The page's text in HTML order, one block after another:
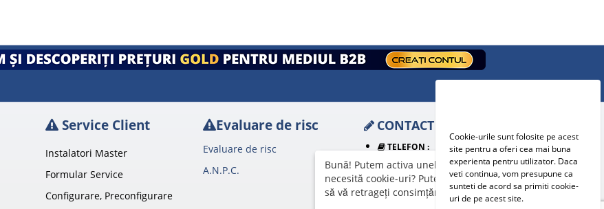
Service Client
Instalatori Master
Formular Service
Configurare, Preconfigurare
Evaluare de risc
Evaluare de risc
A.N.P.C.
CONTACT
TELEFON :
0348 88 00 21
ADRESA E-MAIL :
Cookie-urile sunt folosite pe acest
site pentru a oferi cea mai buna
experienta pentru utilizator. Daca
veti continua, vom presupune ca
sunteti de acord sa primiti cookie-
uri de pe acest site.
Bună! Putem activa unele servicii suplimentare care
necesită cookie-uri? Puteți oricând să vă schimbați sau
să vă retrageți consimțământul ulterior.